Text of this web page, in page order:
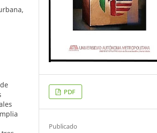
PDF
Publicado